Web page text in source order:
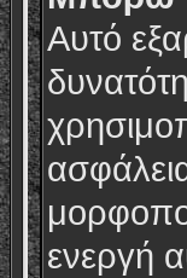
Αυτό
ενεργή